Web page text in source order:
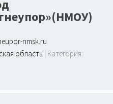
nmsk.ru
область | Категория: